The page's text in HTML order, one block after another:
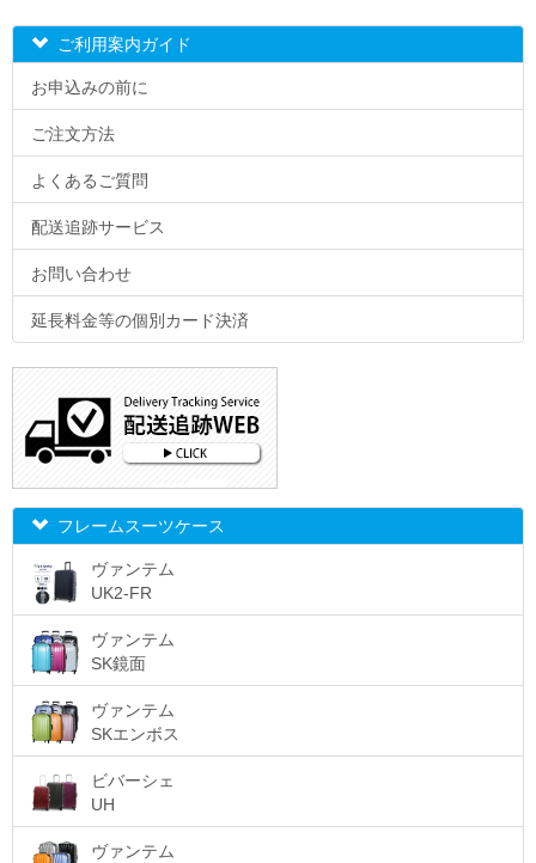
ご利用案内ガイド
お申込みの前に
ご注文方法
よくあるご質問
配送追跡サービス
お問い合わせ
延長料金等の個別カード決済
フレームスーツケース
ヴァンテム
UK2-FR
ヴァンテム
SK鏡面
ヴァンテム
SKエンボス
ビバーシェ
UH
ヴァンテム